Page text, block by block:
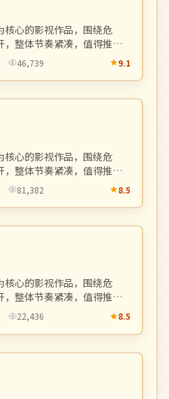
心的影视作品，围绕危
整体节奏紧凑，值得推荐
46,739 9.1
心的影视作品，围绕危
整体节奏紧凑，值得推荐
81,382 8.5
核心的影视作品，围绕危
整体节奏紧凑，值得推荐
22,436 8.5